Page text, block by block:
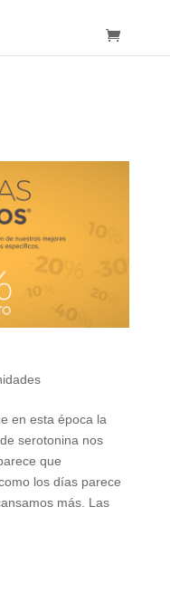
en esta época la
serotonina nos
que
los días parece
más. Las